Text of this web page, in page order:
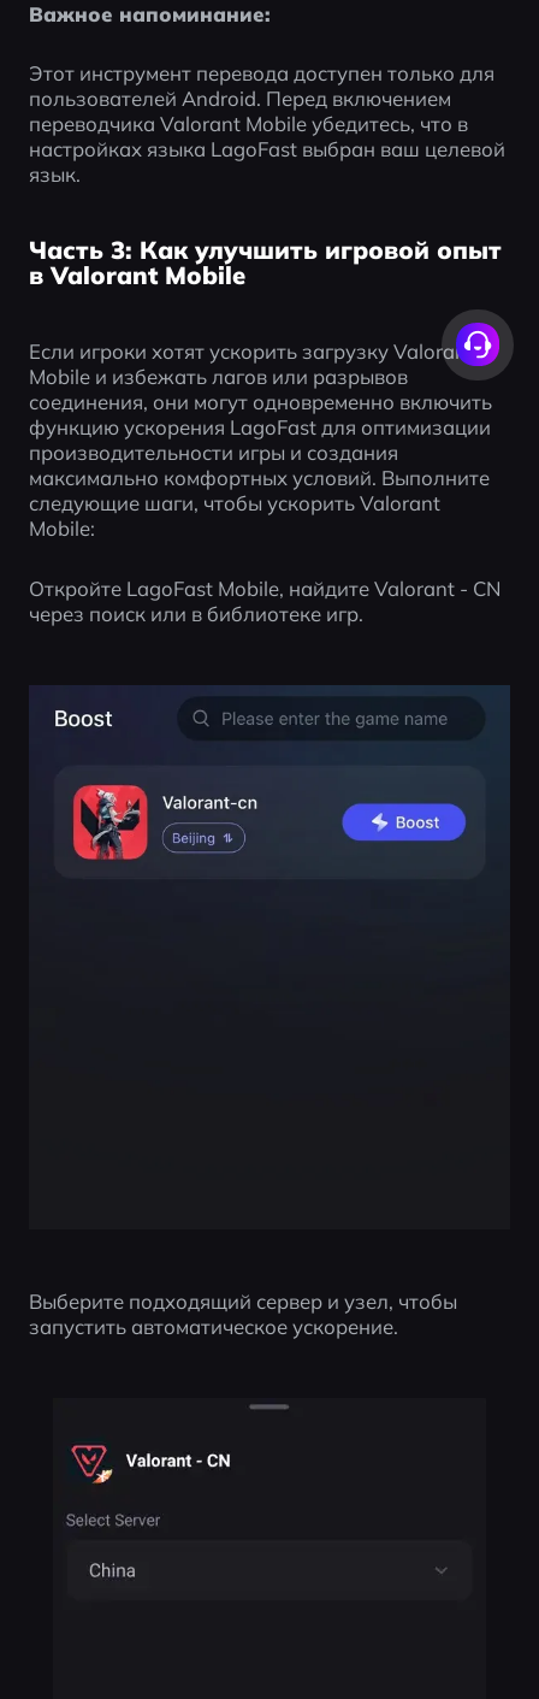
Важное напоминание:
Этот инструмент перевода доступен только для
пользователей Android. Перед включением
переводчика Valorant Mobile убедитесь, что в
настройках языка LagoFast выбран ваш целевой
язык.
Часть 3: Как улучшить игровой опыт
в Valorant Mobile
Если игроки хотят ускорить загрузку Valorant
Mobile и избежать лагов или разрывов
соединения, они могут одновременно включить
функцию ускорения LagoFast для оптимизации
производительности игры и создания
максимально комфортных условий. Выполните
следующие шаги, чтобы ускорить Valorant
Mobile:
Откройте LagoFast Mobile, найдите Valorant - CN
через поиск или в библиотеке игр.
Выберите подходящий сервер и узел, чтобы
запустить автоматическое ускорение.